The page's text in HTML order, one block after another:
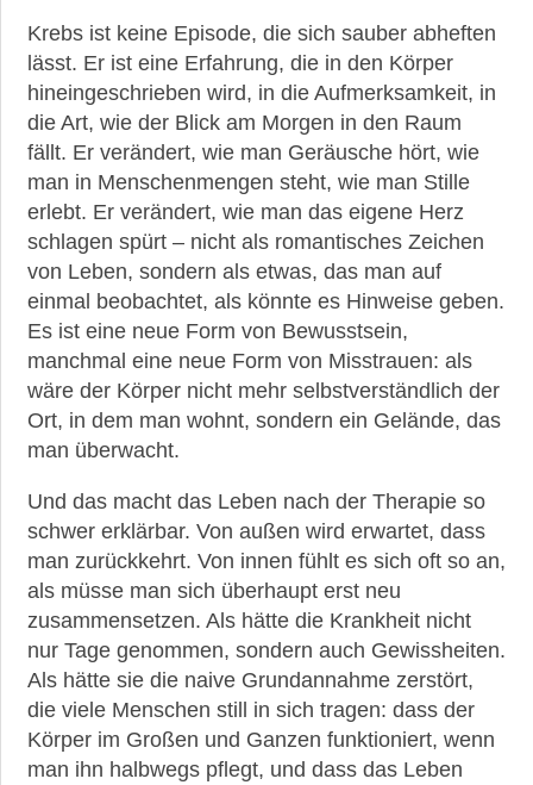
Krebs ist keine Episode, die sich sauber abheften
lässt. Er ist eine Erfahrung, die in den Körper
hineingeschrieben wird, in die Aufmerksamkeit, in
die Art, wie der Blick am Morgen in den Raum
fällt. Er verändert, wie man Geräusche hört, wie
man in Menschenmengen steht, wie man Stille
erlebt. Er verändert, wie man das eigene Herz
schlagen spürt – nicht als romantisches Zeichen
von Leben, sondern als etwas, das man auf
einmal beobachtet, als könnte es Hinweise geben.
Es ist eine neue Form von Bewusstsein,
manchmal eine neue Form von Misstrauen: als
wäre der Körper nicht mehr selbstverständlich der
Ort, in dem man wohnt, sondern ein Gelände, das
man überwacht.
Und das macht das Leben nach der Therapie so
schwer erklärbar. Von außen wird erwartet, dass
man zurückkehrt. Von innen fühlt es sich oft so an,
als müsse man sich überhaupt erst neu
zusammensetzen. Als hätte die Krankheit nicht
nur Tage genommen, sondern auch Gewissheiten.
Als hätte sie die naive Grundannahme zerstört,
die viele Menschen still in sich tragen: dass der
Körper im Großen und Ganzen funktioniert, wenn
man ihn halbwegs pflegt, und dass das Leben
►
News
►
Symptome
►
Diagnostik
►
Therapien
►
►
Medikamente
►
Gesundheit
►
Suche